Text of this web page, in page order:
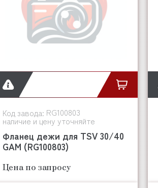
Код завода: RG100803
наличие и цену уточняйте
Фланец дежи для TSV 30/40
GAM (RG100803)
Цена по запросу